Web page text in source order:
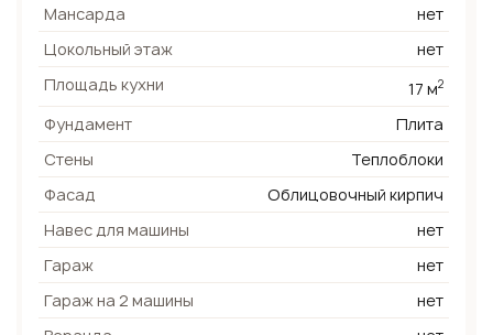
Мансарда
нет
Цокольный этаж
нет
Площадь кухни
17 м2
Фундамент
Плита
Стены
Теплоблоки
Фасад
Облицовочный кирпич
Навес для машины
нет
Гараж
нет
Гараж на 2 машины
нет